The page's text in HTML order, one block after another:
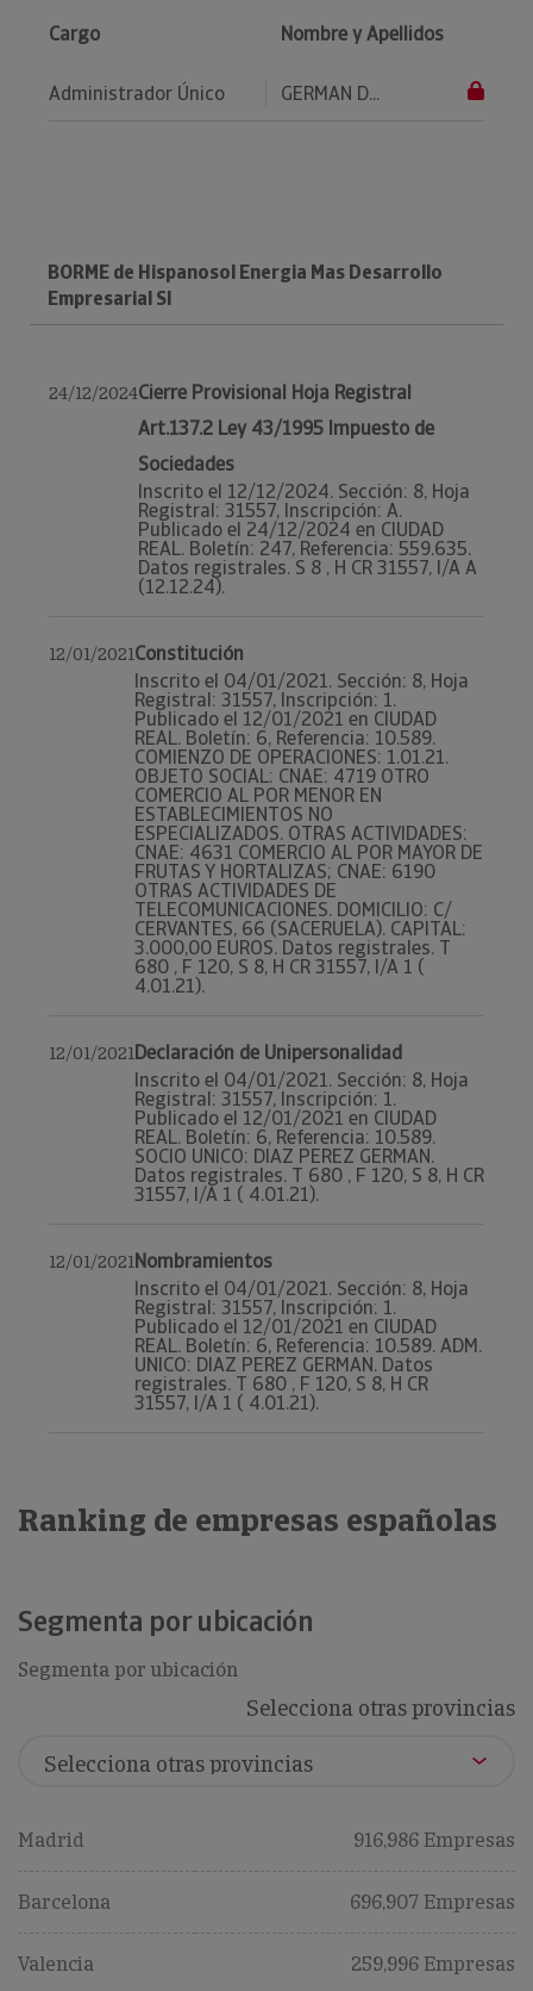
Cargo Nombre y Apellidos
Administrador Único GERMAN D...
BORME de Hispanosol Energia Mas Desarrollo
Empresarial Sl
24/12/2024Cierre Provisional Hoja Registral
Art.137.2 Ley 43/1995 Impuesto de
Sociedades
Inscrito el 12/12/2024. Sección: 8, Hoja
Registral: 31557, Inscripción: A.
Publicado el 24/12/2024 en CIUDAD
REAL. Boletín: 247, Referencia: 559.635.
Datos registrales. S 8 , H CR 31557, I/A A
(12.12.24).
12/01/2021Constitución
Inscrito el 04/01/2021. Sección: 8, Hoja
Registral: 31557, Inscripción: 1.
Publicado el 12/01/2021 en CIUDAD
REAL. Boletín: 6, Referencia: 10.589.
COMIENZO DE OPERACIONES: 1.01.21.
OBJETO SOCIAL: CNAE: 4719 OTRO
COMERCIO AL POR MENOR EN
ESTABLECIMIENTOS NO
ESPECIALIZADOS. OTRAS ACTIVIDADES:
CNAE: 4631 COMERCIO AL POR MAYOR DE
FRUTAS Y HORTALIZAS; CNAE: 6190
OTRAS ACTIVIDADES DE
TELECOMUNICACIONES. DOMICILIO: C/
CERVANTES, 66 (SACERUELA). CAPITAL:
3.000,00 EUROS. Datos registrales. T
680 , F 120, S 8, H CR 31557, I/A 1 (
4.01.21).
12/01/2021Declaración de Unipersonalidad
Inscrito el 04/01/2021. Sección: 8, Hoja
Registral: 31557, Inscripción: 1.
Publicado el 12/01/2021 en CIUDAD
REAL. Boletín: 6, Referencia: 10.589.
SOCIO UNICO: DIAZ PEREZ GERMAN.
Datos registrales. T 680 , F 120, S 8, H CR
31557, I/A 1 ( 4.01.21).
12/01/2021Nombramientos
Inscrito el 04/01/2021. Sección: 8, Hoja
Registral: 31557, Inscripción: 1.
Publicado el 12/01/2021 en CIUDAD
REAL. Boletín: 6, Referencia: 10.589. ADM.
UNICO: DIAZ PEREZ GERMAN. Datos
registrales. T 680 , F 120, S 8, H CR
31557, I/A 1 ( 4.01.21).
Ranking de empresas españolas
Segmenta por ubicación
Segmenta por ubicación
Selecciona otras provincias
Madrid 916,986 Empresas
Barcelona 696,907 Empresas
Valencia 259,996 Empresas